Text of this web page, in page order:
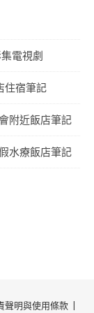
電視劇
住宿筆記
附近飯店筆記
水療飯店筆記
聲明與使用條款